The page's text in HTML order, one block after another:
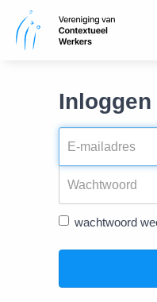
Inloggen
wachtwoord